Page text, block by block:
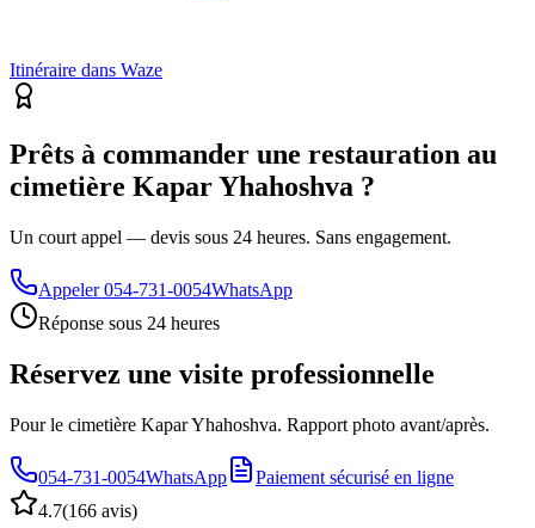
Itinéraire dans Waze
Prêts à commander une restauration au
cimetière Kapar Yhahoshva ?
Un court appel — devis sous 24 heures. Sans engagement.
Appeler 054-731-0054WhatsApp
Réponse sous 24 heures
Réservez une visite professionnelle
Pour le cimetière Kapar Yhahoshva. Rapport photo avant/après.
054-731-0054WhatsApp
Paiement sécurisé en ligne
4.7(166 avis)